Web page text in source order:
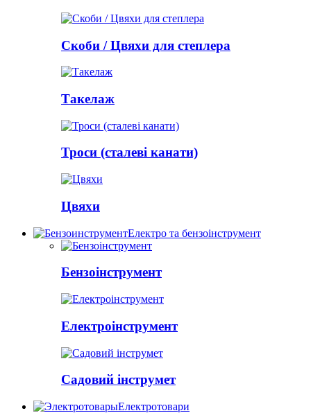
Скоби / Цвяхи для степлера
Такелаж
Троси (сталеві канати)
Цвяхи
Електро та бензоінструмент
Бензоінструмент
Електроінструмент
Садовий інструмет
Електротовари